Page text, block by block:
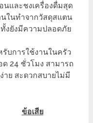
และชงเครื่องดื่มสุด
ในทำจากวัสดุสแตน
งยังมีความปลอดภัย
บการใช้งานในครัว
24 ชั่วโมง สามารถ
าย สะดวกสบายไม่มี
ข้อเสีย